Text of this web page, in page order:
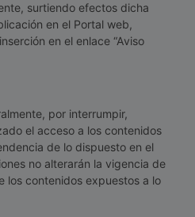
surtiendo efectos dicha
en el Portal web,
en el enlace “Aviso
por interrumpir,
el acceso a los contenidos
de lo dispuesto en el
no alterarán la vigencia de
los contenidos expuestos a lo